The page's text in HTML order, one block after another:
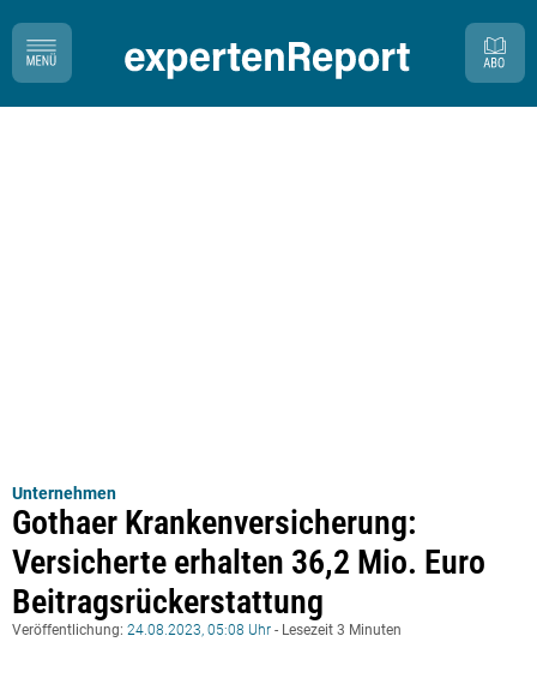
Unternehmen
Gothaer Krankenversicherung:
Versicherte erhalten 36,2 Mio. Euro
Beitragsrückerstattung
Veröffentlichung: 24.08.2023, 05:08 Uhr - Lesezeit 3 Minuten